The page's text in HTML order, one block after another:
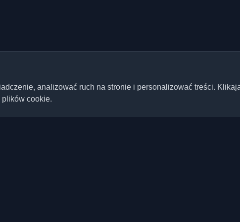
analizować ruch na stronie i personalizować treści.
cookie.